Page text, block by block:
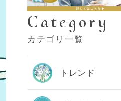
Category
カテゴリ一覧
トレンド